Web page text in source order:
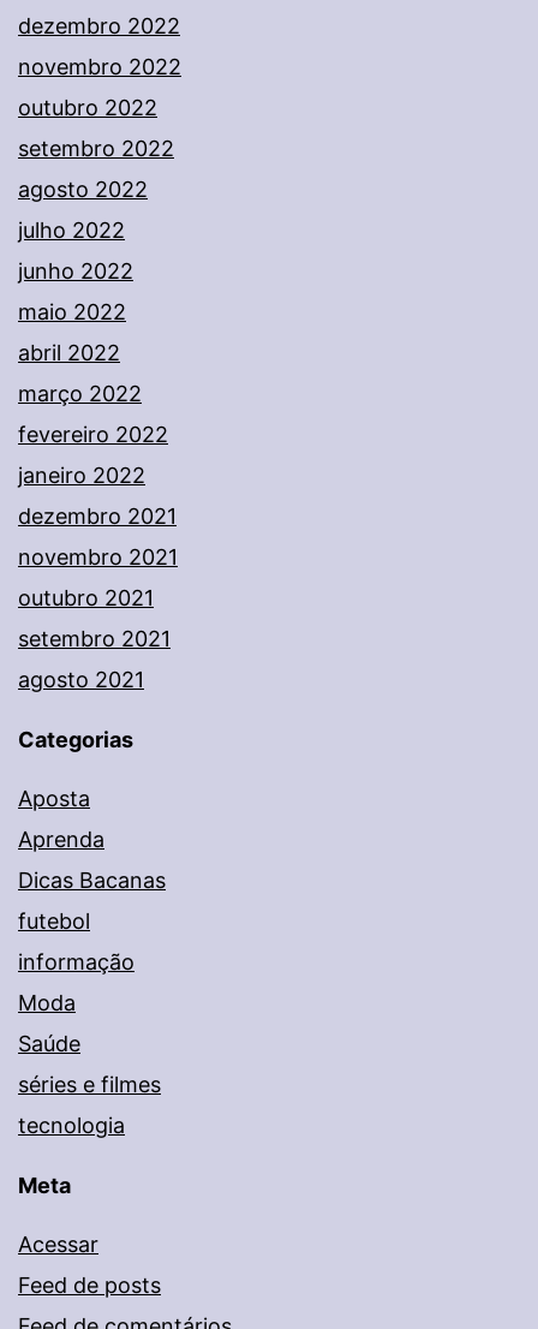
dezembro 2022
novembro 2022
outubro 2022
setembro 2022
agosto 2022
julho 2022
junho 2022
maio 2022
abril 2022
março 2022
fevereiro 2022
janeiro 2022
dezembro 2021
novembro 2021
outubro 2021
setembro 2021
agosto 2021
Categorias
Aposta
Aprenda
Dicas Bacanas
futebol
informação
Moda
Saúde
séries e filmes
tecnologia
Meta
Acessar
Feed de posts